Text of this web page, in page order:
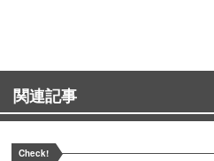
関連記事
Check!